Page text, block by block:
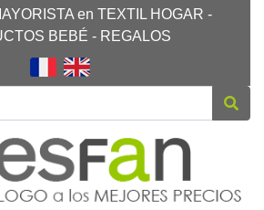
en TEXTIL HOGAR -
BEBÉ - REGALOS